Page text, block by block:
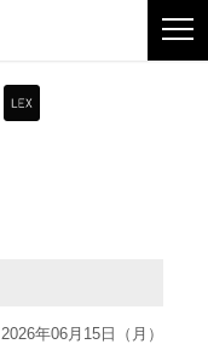
2026年06月15日（月）